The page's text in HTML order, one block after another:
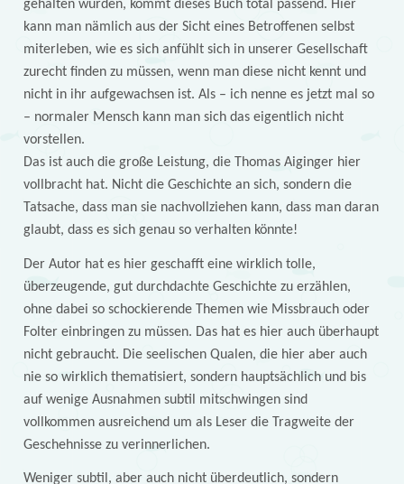
gehalten wurden, kommt dieses Buch total passend. Hier
kann man nämlich aus der Sicht eines Betroffenen selbst
miterleben, wie es sich anfühlt sich in unserer Gesellschaft
zurecht finden zu müssen, wenn man diese nicht kennt und
nicht in ihr aufgewachsen ist. Als – ich nenne es jetzt mal so
– normaler Mensch kann man sich das eigentlich nicht
vorstellen.
Das ist auch die große Leistung, die Thomas Aiginger hier
vollbracht hat. Nicht die Geschichte an sich, sondern die
Tatsache, dass man sie nachvollziehen kann, dass man daran
glaubt, dass es sich genau so verhalten könnte!
Der Autor hat es hier geschafft eine wirklich tolle,
überzeugende, gut durchdachte Geschichte zu erzählen,
ohne dabei so schockierende Themen wie Missbrauch oder
Folter einbringen zu müssen. Das hat es hier auch überhaupt
nicht gebraucht. Die seelischen Qualen, die hier aber auch
nie so wirklich thematisiert, sondern hauptsächlich und bis
auf wenige Ausnahmen subtil mitschwingen sind
vollkommen ausreichend um als Leser die Tragweite der
Geschehnisse zu verinnerlichen.
Weniger subtil, aber auch nicht überdeutlich, sondern